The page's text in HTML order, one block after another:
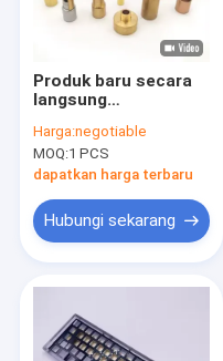
Produk
Produk baru secara
langsung
kustomisasi
Tembaga CNC
Turning Parts,Brass
Mesin
Harga:negotiable
MOQ:1 PCS
dapatkan harga terbaru
Hubungi sekarang